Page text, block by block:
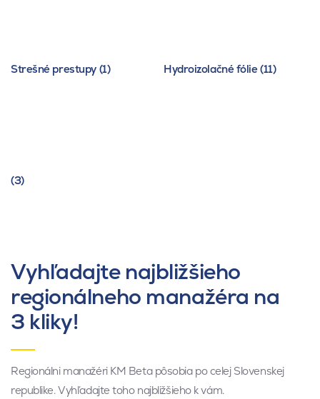
Strešné prestupy (1) Hydroizolačné fólie (11)
(3)
Vyhľadajte najbližšieho
regionálneho manažéra na
3 kliky!
Regionálni manažéri KM Beta pôsobia po celej Slovenskej
republike. Vyhľadajte toho najbližšieho k vám.